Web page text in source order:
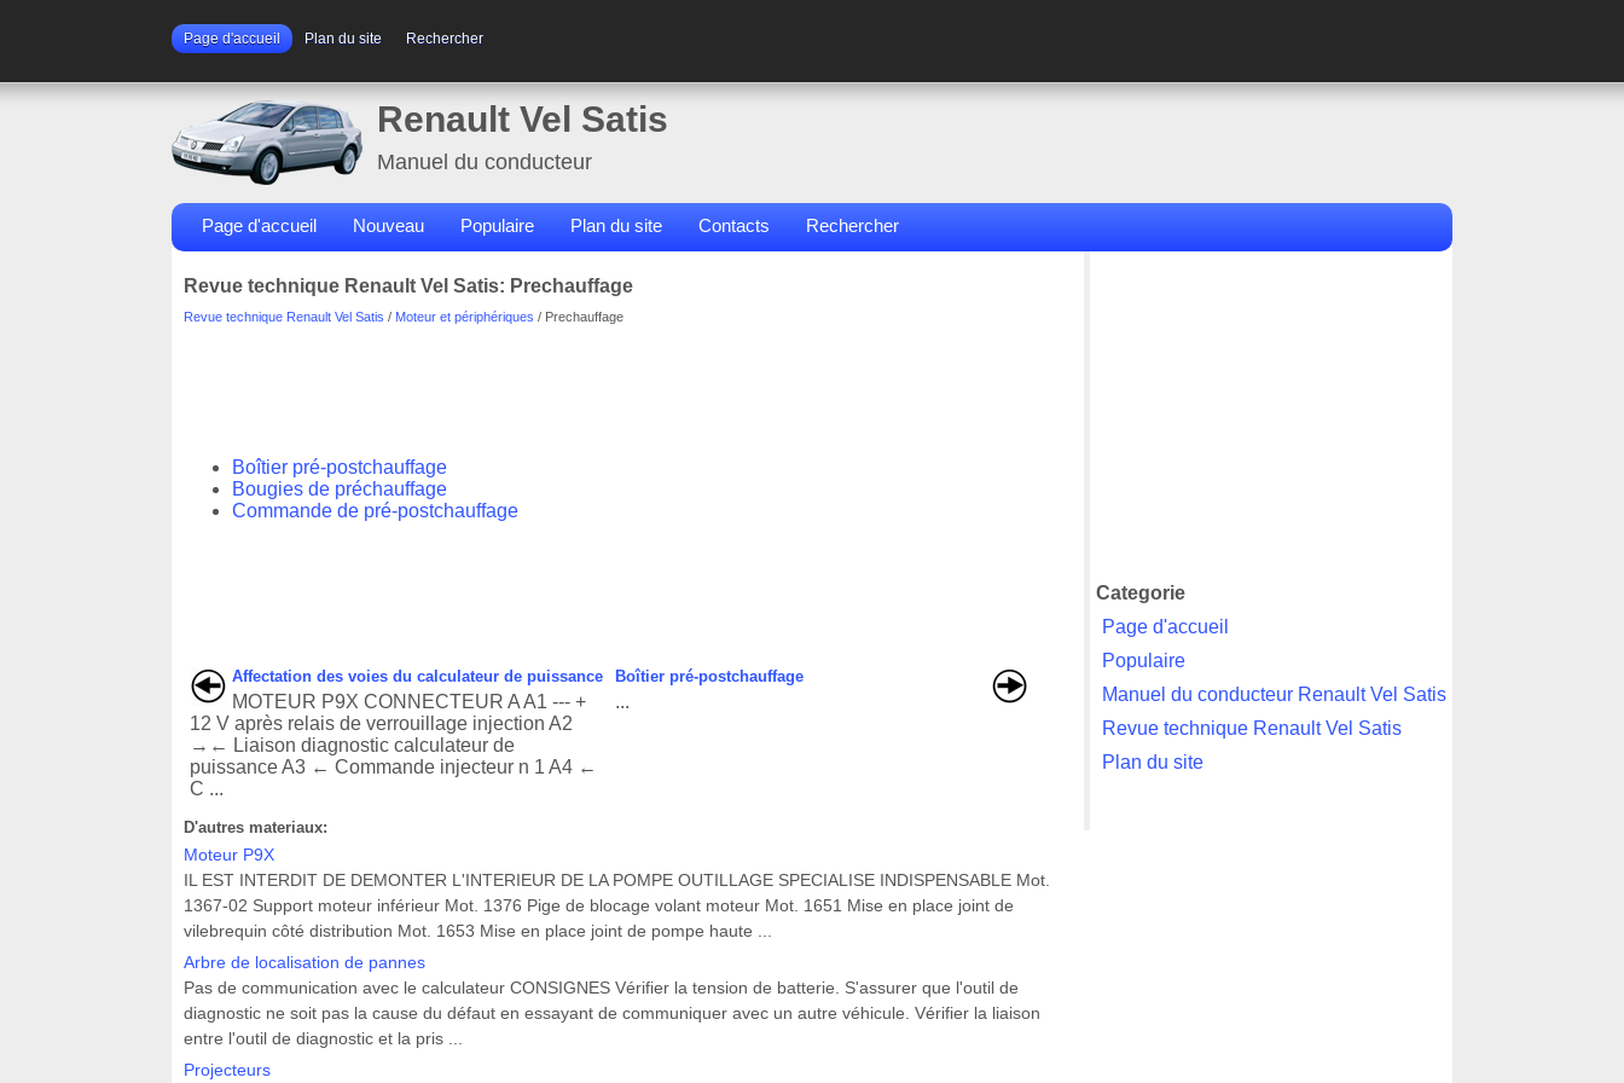
Page d'accueil Plan du site Rechercher
Renault Vel Satis
Manuel du conducteur
Page d'accueil Nouveau Populaire Plan du site Contacts Rechercher
Revue technique Renault Vel Satis: Prechauffage
Revue technique Renault Vel Satis / Moteur et périphériques / Prechauffage
Boîtier pré-postchauffage
Bougies de préchauffage
Commande de pré-postchauffage
Affectation des voies du calculateur de puissance
MOTEUR P9X CONNECTEUR A A1 --- +
12 V après relais de verrouillage injection A2
→← Liaison diagnostic calculateur de
puissance A3 ← Commande injecteur n 1 A4 ←
C ...
Boîtier pré-postchauffage
...
D'autres materiaux:
Moteur P9X
IL EST INTERDIT DE DEMONTER L'INTERIEUR DE LA POMPE OUTILLAGE SPECIALISE INDISPENSABLE Mot.
1367-02 Support moteur inférieur Mot. 1376 Pige de blocage volant moteur Mot. 1651 Mise en place joint de
vilebrequin côté distribution Mot. 1653 Mise en place joint de pompe haute ...
Arbre de localisation de pannes
Pas de communication avec le calculateur CONSIGNES Vérifier la tension de batterie. S'assurer que l'outil de
diagnostic ne soit pas la cause du défaut en essayant de communiquer avec un autre véhicule. Vérifier la liaison
entre l'outil de diagnostic et la pris ...
Projecteurs
Categorie
Page d'accueil
Populaire
Manuel du conducteur Renault Vel Satis
Revue technique Renault Vel Satis
Plan du site